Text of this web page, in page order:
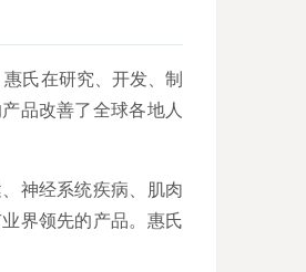
氏在研究、开发、制
品改善了全球各地人
神经系统疾病、肌肉
界领先的产品。惠氏